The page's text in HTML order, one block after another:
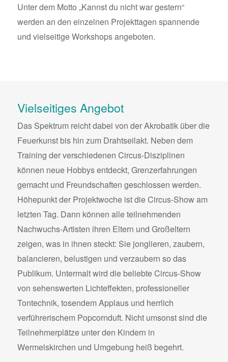
Unter dem Motto „Kannst du nicht war gestern“
werden an den einzelnen Projekttagen spannende
und vielseitige Workshops angeboten.
Vielseitiges Angebot
Das Spektrum reicht dabei von der Akrobatik über die
Feuerkunst bis hin zum Drahtseilakt. Neben dem
Training der verschiedenen Circus-Disziplinen
können neue Hobbys entdeckt, Grenzerfahrungen
gemacht und Freundschaften geschlossen werden.
Höhepunkt der Projektwoche ist die Circus-Show am
letzten Tag. Dann können alle teilnehmenden
Nachwuchs-Artisten ihren Eltern und Großeltern
zeigen, was in ihnen steckt: Sie jonglieren, zaubern,
balancieren, belustigen und verzaubern so das
Publikum. Untermalt wird die beliebte Circus-Show
von sehenswerten Lichteffekten, professioneller
Tontechnik, tosendem Applaus und herrlich
verführerischem Popcornduft. Nicht umsonst sind die
Teilnehmerplätze unter den Kindern in
Wermelskirchen und Umgebung heiß begehrt.